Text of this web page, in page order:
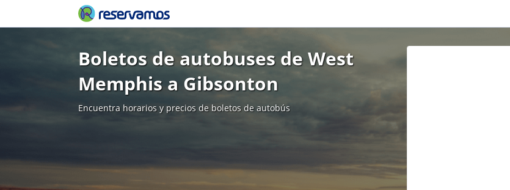
Boletos de autobuses de West
Memphis a Gibsonton
Encuentra horarios y precios de boletos de autobús